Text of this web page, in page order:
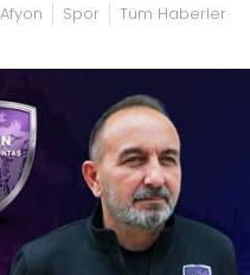
Afyon Spor Tüm Haberler